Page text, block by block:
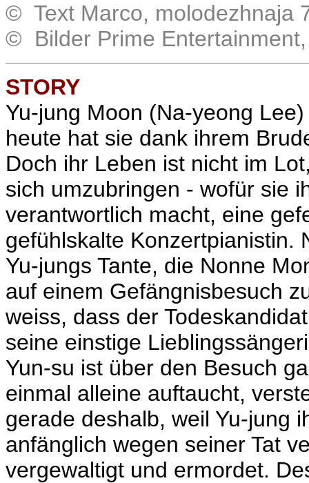
© Text Marco, molodezhnaja
© Bilder Prime
STORY
Yu-jung Moon (Na-yeong
heute hat sie dank ihrem
Doch ihr Leben ist nicht im
sich umzubringen - wofür sie
verantwortlich macht, eine
gefühlskalte Konzertpianistin.
Yu-jungs Tante, die Nonne
auf einem Gefängnisbesuch
weiss, dass der
seine einstige
Yun-su ist über den Besuch
einmal alleine auftaucht,
gerade deshalb, weil Yu-jung
anfänglich wegen seiner Tat
vergewaltigt und ermordet.